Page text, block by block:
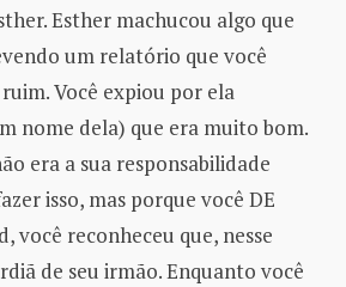
Esther machucou algo que
um relatório que você
Você expiou por ela
nome dela) que era muito bom.
era a sua responsabilidade
isso, mas porque você DE
você reconheceu que, nesse
de seu irmão. Enquanto você